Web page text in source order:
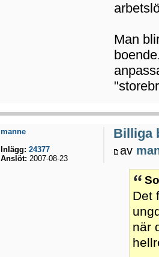
Man
Billiga
av
Det
när
manne
Inlägg: 24377
Anslöt: 2007-08-23